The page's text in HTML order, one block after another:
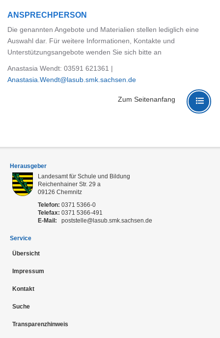
ANSPRECHPERSON
Die genannten Angebote und Materialien stellen lediglich eine
Auswahl dar. Für weitere Informationen, Kontakte und
Unterstützungsangebote wenden Sie sich bitte an
Anastasia Wendt: 03591 621361 |
Anastasia.Wendt@lasub.smk.sachsen.de
Zum Seitenanfang
Herausgeber
Landesamt für Schule und Bildung
Reichenhainer Str. 29 a
09126 Chemnitz
Telefon: 0371 5366-0
Telefax: 0371 5366-491
E-Mail:
poststelle@lasub.smk.sachsen.de
Service
Übersicht
Impressum
Kontakt
Suche
Transparenzhinweis